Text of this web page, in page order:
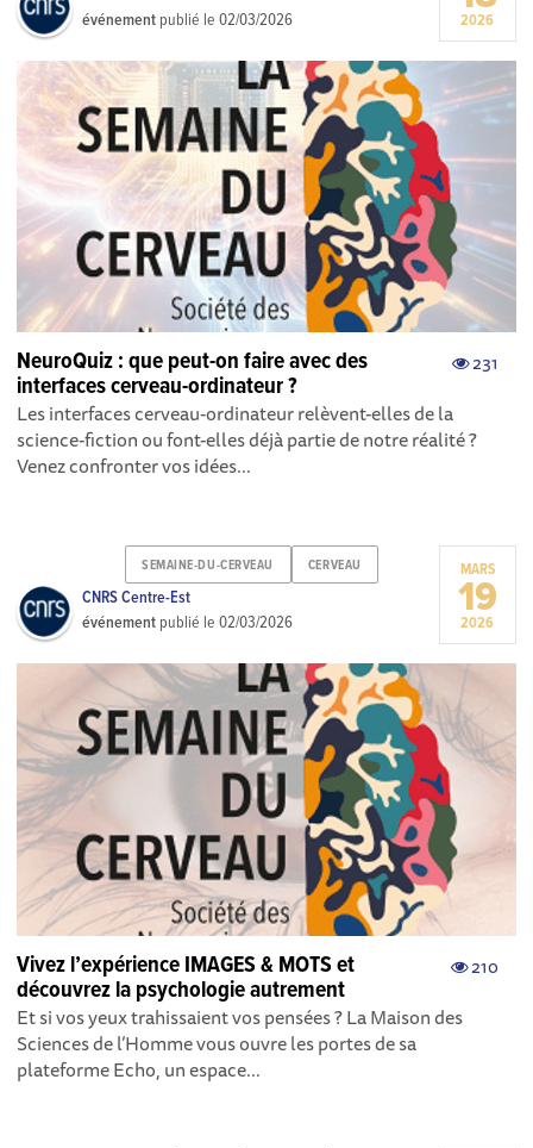
événement publié le02/03/2026 2026
231
NeuroQuiz : que peut-on faire avec des
interfaces cerveau-ordinateur ?
Les interfaces cerveau-ordinateur relèvent-elles de la
science-fiction ou font-elles déjà partie de notre réalité ?
Venez confronter vos idées...
SEMAINE-DU-CERVEAU CERVEAU
CNRS Centre-Est
événement publié le02/03/2026
MARS
19
2026
210
Vivez l’expérience IMAGES & MOTS et
découvrez la psychologie autrement
Et si vos yeux trahissaient vos pensées ? La Maison des
Sciences de l’Homme vous ouvre les portes de sa
plateforme Echo, un espace...